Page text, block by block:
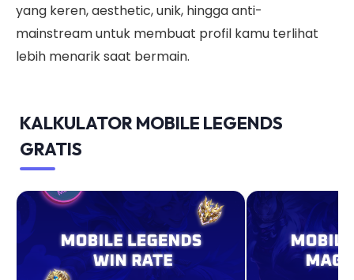
yang keren, aesthetic, unik, hingga anti-
mainstream untuk membuat profil kamu terlihat
lebih menarik saat bermain.
KALKULATOR MOBILE LEGENDS
GRATIS